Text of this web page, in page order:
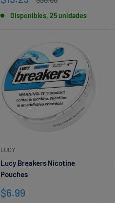
venta
Disponibles, 25 unidades
LUCY
Lucy Breakers Nicotine
Pouches
Precio
$6.99